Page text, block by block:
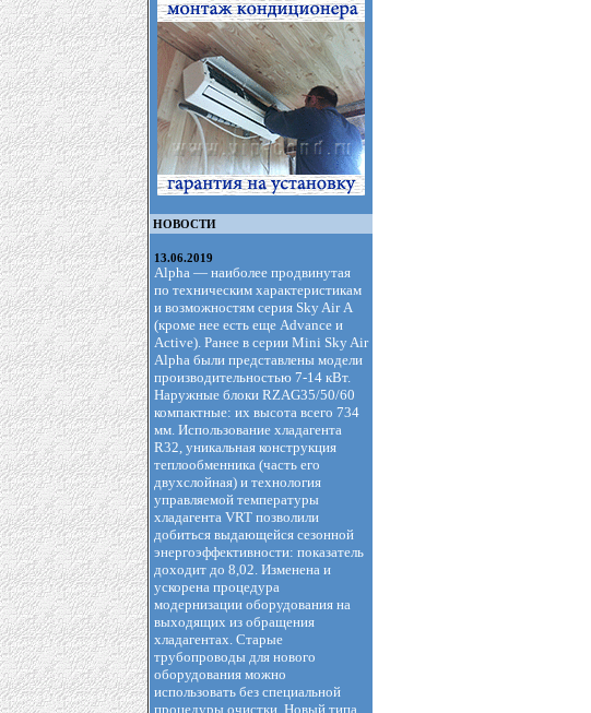
НОВОСТИ
13.06.2019
Alpha — наиболее продвинутая
по техническим характеристикам
и возможностям серия Sky Air А
(кроме нее есть еще Advance и
Active). Ранее в серии Mini Sky Air
Alpha были представлены модели
производительностью 7-14 кВт.
Наружные блоки RZAG35/50/60
компактные: их высота всего 734
мм. Использование хладагента
R32, уникальная конструкция
теплообменника (часть его
двухслойная) и технология
управляемой температуры
хладагента VRT позволили
добиться выдающейся сезонной
энергоэффективности: показатель
доходит до 8,02. Изменена и
ускорена процедура
модернизации оборудования на
выходящих из обращения
хладагентах. Старые
трубопроводы для нового
оборудования можно
использовать без специальной
процедуры очистки. Новый типа